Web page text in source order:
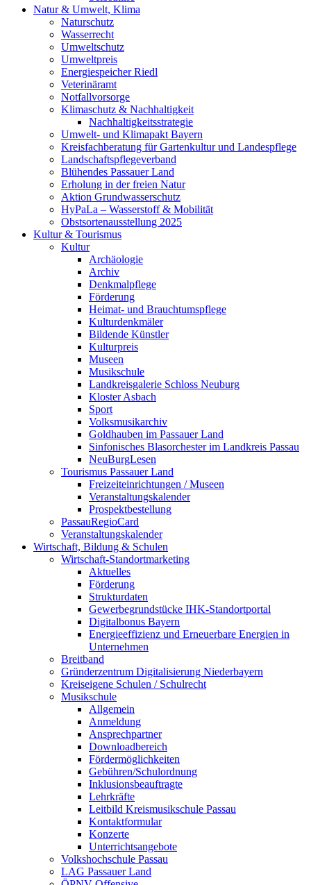
Natur & Umwelt, Klima
Naturschutz
Wasserrecht
Umweltschutz
Umweltpreis
Energiespeicher Riedl
Veterinäramt
Notfallvorsorge
Klimaschutz & Nachhaltigkeit
Nachhaltigkeitsstrategie
Umwelt- und Klimapakt Bayern
Kreisfachberatung für Gartenkultur und Landespflege
Landschaftspflegeverband
Blühendes Passauer Land
Erholung in der freien Natur
Aktion Grundwasserschutz
HyPaLa – Wasserstoff & Mobilität
Obstsortenausstellung 2025
Kultur & Tourismus
Kultur
Archäologie
Archiv
Denkmalpflege
Förderung
Heimat- und Brauchtumspflege
Kulturdenkmäler
Bildende Künstler
Kulturpreis
Museen
Musikschule
Landkreisgalerie Schloss Neuburg
Kloster Asbach
Sport
Volksmusikarchiv
Goldhauben im Passauer Land
Sinfonisches Blasorchester im Landkreis Passau
NeuBurgLesen
Tourismus Passauer Land
Freizeiteinrichtungen / Museen
Veranstaltungskalender
Prospektbestellung
PassauRegioCard
Veranstaltungskalender
Wirtschaft, Bildung & Schulen
Wirtschaft-Standortmarketing
Aktuelles
Förderung
Strukturdaten
Gewerbegrundstücke IHK-Standortportal
Digitalbonus Bayern
Energieeffizienz und Erneuerbare Energien in
Unternehmen
Breitband
Gründerzentrum Digitalisierung Niederbayern
Kreiseigene Schulen / Schulrecht
Musikschule
Allgemein
Anmeldung
Ansprechpartner
Downloadbereich
Fördermöglichkeiten
Gebühren/Schulordnung
Inklusionsbeauftragte
Lehrkräfte
Leitbild Kreismusikschule Passau
Kontaktformular
Konzerte
Unterrichtsangebote
Volkshochschule Passau
LAG Passauer Land